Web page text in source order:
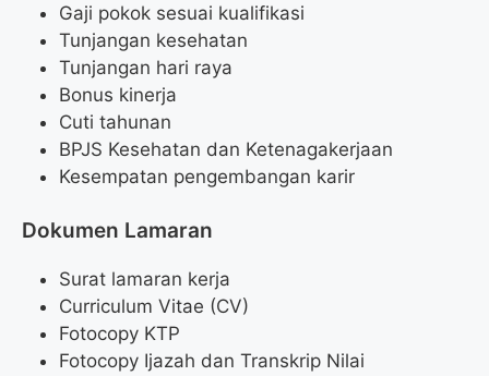
Gaji pokok sesuai kualifikasi
Tunjangan kesehatan
Tunjangan hari raya
Bonus kinerja
Cuti tahunan
BPJS Kesehatan dan Ketenagakerjaan
Kesempatan pengembangan karir
Dokumen Lamaran
Surat lamaran kerja
Curriculum Vitae (CV)
Fotocopy KTP
Fotocopy Ijazah dan Transkrip Nilai